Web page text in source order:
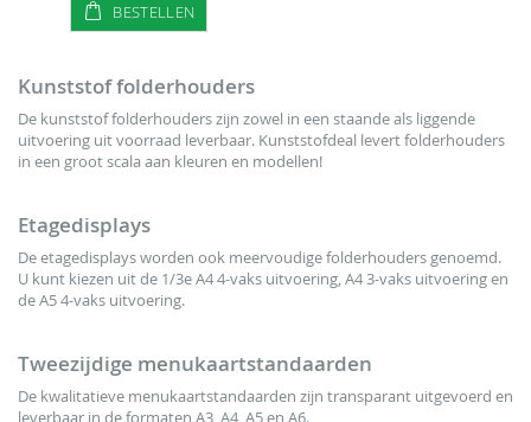
BESTELLEN
Kunststof folderhouders
De kunststof folderhouders zijn zowel in een staande als liggende
uitvoering uit voorraad leverbaar. Kunststofdeal levert folderhouders
in een groot scala aan kleuren en modellen!
Etagedisplays
De etagedisplays worden ook meervoudige folderhouders genoemd.
U kunt kiezen uit de 1/3e A4 4-vaks uitvoering, A4 3-vaks uitvoering en
de A5 4-vaks uitvoering.
Tweezijdige menukaartstandaarden
De kwalitatieve menukaartstandaarden zijn transparant uitgevoerd en
leverbaar in de formaten A3, A4, A5 en A6.